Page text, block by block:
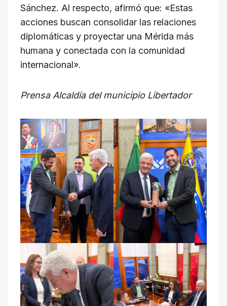
Sánchez. Al respecto, afirmó que: «Estas
acciones buscan consolidar las relaciones
diplomáticas y proyectar una Mérida más
humana y conectada con la comunidad
internacional».
Prensa Alcaldía del municipio Libertador